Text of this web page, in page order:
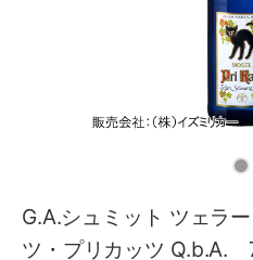
G.A.シュミット ツェラ
ツ・プリカッツ Q.b.A.